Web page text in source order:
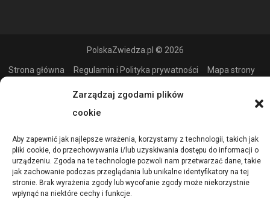
Zarządzaj zgodami plików
cookie
Aby zapewnić jak najlepsze wrażenia, korzystamy z technologii, takich jak
pliki cookie, do przechowywania i/lub uzyskiwania dostępu do informacji o
urządzeniu. Zgoda na te technologie pozwoli nam przetwarzać dane, takie
jak zachowanie podczas przeglądania lub unikalne identyfikatory na tej
stronie. Brak wyrażenia zgody lub wycofanie zgody może niekorzystnie
wpłynąć na niektóre cechy i funkcje.
PolskaZwiedza.pl © 2026
Strona główna Regulamin i Polityka prywatności
Mapa strony